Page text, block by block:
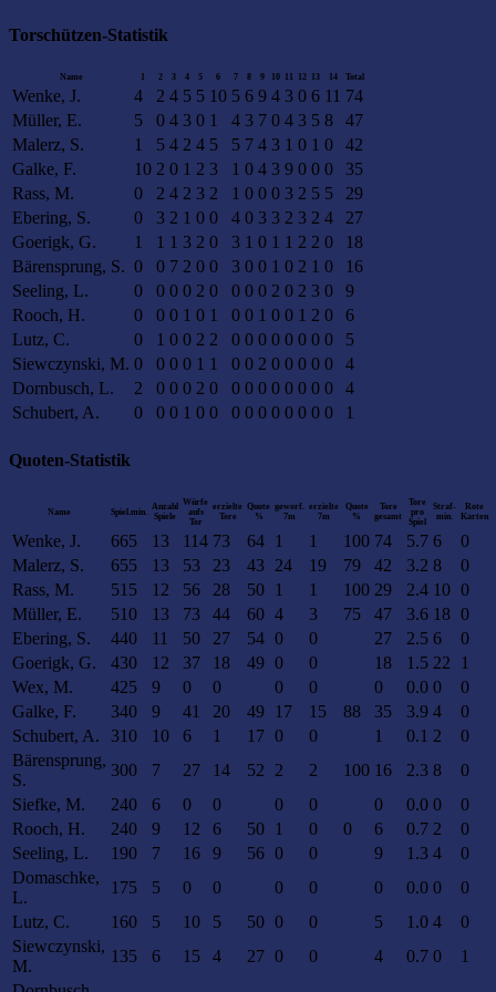
Torschützen-Statistik
Name 1 2 3 4 5 6 7 8 9 10 11 12 13 14 Total
Wenke, J. 4 2 4 5 5 10 5 6 9 4 3 0 6 11 74
Müller, E.
5 0 4 3 0 1 4 3 7 0 4 3 5 8
47
Malerz, S.
1 5 4 2 4 5 5 7 4 3 1 0 1 0
42
Galke, F.
10 2 0 1 2 3 1 0 4 3 9 0 0 0
35
Rass, M.
0 2 4 2 3 2 1 0 0 0 3 2 5 5
29
Ebering, S.
0 3 2 1 0 0 4 0 3 3 2 3 2 4
27
Goerigk, G.
1 1 1 3 2 0 3 1 0 1 1 2 2 0
18
Bärensprung, S. 0 0 7 2 0 0 3 0 0 1 0 2 1 0
16
Seeling, L.
0 0 0 0 2 0 0 0 0 2 0 2 3 0
9
Rooch, H.
0 0 0 1 0 1 0 0 1 0 0 1 2 0
6
Lutz, C.
0 1 0 0 2 2 0 0 0 0 0 0 0 0
5
Siewczynski, M. 0 0 0 0 1 1 0 0 2 0 0 0 0 0
4
Dornbusch, L.
2 0 0 0 2 0 0 0 0 0 0 0 0 0
4
Schubert, A.
0 0 0 1 0 0 0 0 0 0 0 0 0 0 1
Quoten-Statistik
Name Spiel.min.
Anzahl
Spiele
Würfe
aufs
Tor
erzielte
Tore
Quote
%
geworf.
7m
erzielte
7m
Quote
%
Tore
gesamt
Tore
pro
Spiel
Straf-
min.
Rote
Karten
Wenke, J. 665 13 114 73 64 1 1 100 74 5.7 6
0
Malerz, S.
655 13 53 23 43 24 19 79 42 3.2 8
0
Rass, M.
515 12 56 28 50 1 1 100 29 2.4 10 0
Müller, E.
510 13 73 44 60 4 3 75 47 3.6 18 0
Ebering, S.
440 11 50 27 54 0 0 27 2.5 6
0
Goerigk, G.
430 12 37 18 49 0 0 18 1.5 22
1
Wex, M.
425 9 0 0 0 0 0 0.0 0
0
Galke, F.
340 9 41 20 49 17 15 88 35 3.9 4
0
Schubert, A.
310 10 6 1 17 0 0 1 0.1 2
0
Bärensprung,
S.
300 7 27 14 52 2 2 100 16 2.3 8
0
Siefke, M.
240 6 0 0 0 0 0 0.0 0
0
Rooch, H.
240 9 12 6 50 1 0 0 6 0.7 2
0
Seeling, L.
190 7 16 9 56 0 0 9 1.3 4
0
Domaschke,
L.
175 5 0 0 0 0 0 0.0 0
0
Lutz, C.
160 5 10 5 50 0 0 5 1.0 4
0
Siewczynski,
M.
135 6 15 4 27 0 0 4 0.7 0
1